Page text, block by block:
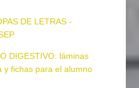
DE LETRAS -
DIGESTIVO: láminas
y fichas para el alumno